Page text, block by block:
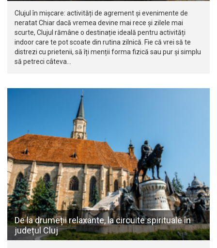
Clujul în mișcare: activități de agrement și evenimente de
neratat Chiar dacă vremea devine mai rece și zilele mai
scurte, Clujul rămâne o destinație ideală pentru activități
indoor care te pot scoate din rutina zilnică. Fie că vrei să te
distrezi cu prietenii, să îți menții forma fizică sau pur și simplu
să petreci câteva…
De la drumeții relaxante, la circuite spirituale în
județul Cluj